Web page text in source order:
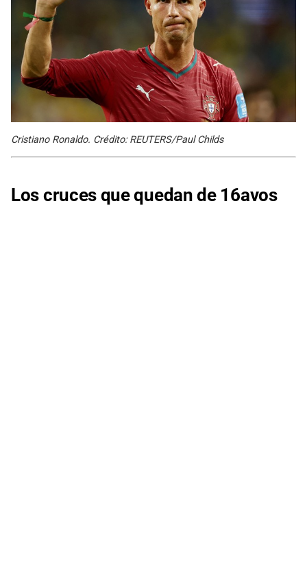
Cristiano Ronaldo. Crédito: REUTERS/Paul Childs
Los cruces que quedan de 16avos